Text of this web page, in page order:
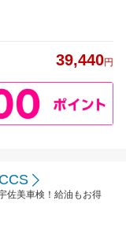
39,440円
佐美車検！給油もお得